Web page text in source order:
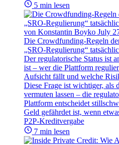
5 min lesen
von Konstantin Boyko July
Die Crowdfunding-Regeln
„SRO-Regulierung“
Der regulatorische Status ist
ist – wer die Plattform
Aufsicht fällt und welche
Diese Frage ist wichtiger, als
vermuten lassen – die
Plattform entscheidet
Geld gefährdet ist, wenn
P2P-Kreditvergabe
7 min lesen